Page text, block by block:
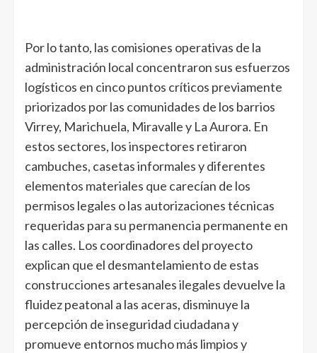
Por lo tanto, las comisiones operativas de la
administración local concentraron sus esfuerzos
logísticos en cinco puntos críticos previamente
priorizados por las comunidades de los barrios
Virrey, Marichuela, Miravalle y La Aurora. En
estos sectores, los inspectores retiraron
cambuches, casetas informales y diferentes
elementos materiales que carecían de los
permisos legales o las autorizaciones técnicas
requeridas para su permanencia permanente en
las calles. Los coordinadores del proyecto
explican que el desmantelamiento de estas
construcciones artesanales ilegales devuelve la
fluidez peatonal a las aceras, disminuye la
percepción de inseguridad ciudadana y
promueve entornos mucho más limpios y